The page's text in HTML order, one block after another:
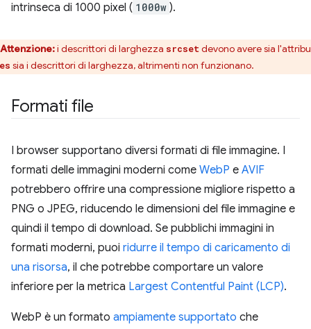
intrinseca di 1000 pixel ( 1000w ).
Attenzione:i descrittori di larghezza srcset devono avere sia
sia i descrittori di larghezza, altrimenti non funzionano.
Formati file
I browser supportano diversi formati di file immagine. I
formati delle immagini moderni come WebP e AVIF
potrebbero offrire una compressione migliore rispetto a
PNG o JPEG, riducendo le dimensioni del file immagine e
quindi il tempo di download. Se pubblichi immagini in
formati moderni, puoi ridurre il tempo di caricamento di
una risorsa, il che potrebbe comportare un valore
inferiore per la metrica Largest Contentful Paint (LCP).
WebP è un formato ampiamente supportato che